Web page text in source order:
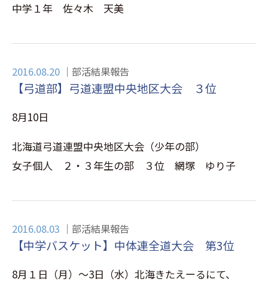
中学１年 佐々木 天美
2016.08.20 部活結果報告
【弓道部】弓道連盟中央地区大会 ３位
8月10日
北海道弓道連盟中央地区大会（少年の部）
女子個人 ２・３年生の部 ３位 網塚 ゆり子
2016.08.03 部活結果報告
【中学バスケット】中体連全道大会 第3位
8月１日（月）～3日（水）北海きたえーるにて、